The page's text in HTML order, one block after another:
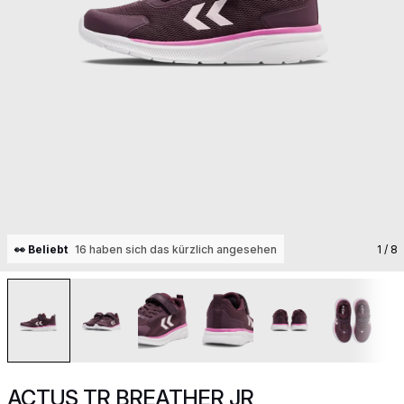
👀 Beliebt 16 haben sich das kürzlich angesehen 1 / 8
ACTUS TR BREATHER JR